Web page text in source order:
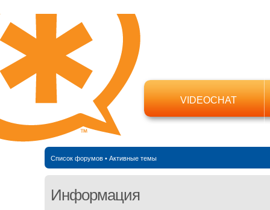
VIDEOCHAT
Список форумов• Активные темы
Информация